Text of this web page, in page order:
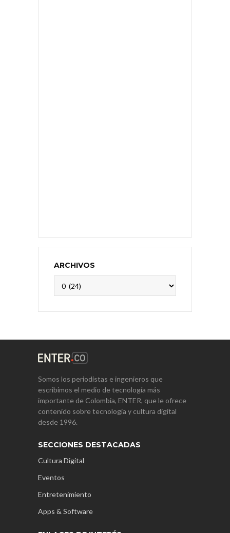
ARCHIVOS
Somos los periodistas e ingenieros que
escribimos el medio de tecnología más
importante de Colombia, ENTER, que le ofrece
contenido sobre tecnología y cultura digital
desde 1996.
SECCIONES DESTACADAS
Cultura Digital
Eventos
Entretenimiento
Apps & Software